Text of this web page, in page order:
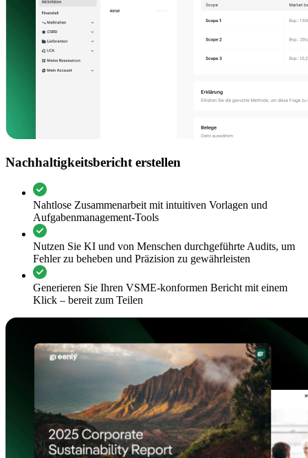
Nachhaltigkeitsbericht erstellen
Nahtlose Zusammenarbeit mit intuitiven Vorlagen und
Aufgabenmanagement-Tools
Nutzen Sie KI und von Menschen durchgeführte Audits, um
Fehler zu beheben und Präzision zu gewährleisten
Generieren Sie Ihren VSME-konformen Bericht mit einem
Klick – bereit zum Teilen